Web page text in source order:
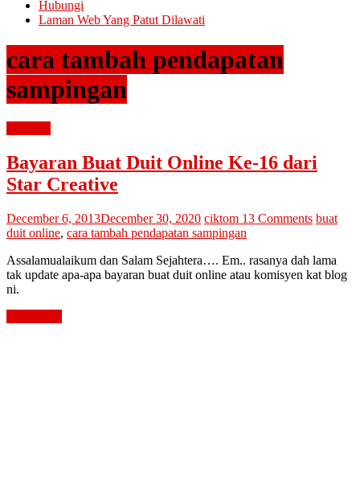
Hubungi
Laman Web Yang Patut Dilawati
cara tambah pendapatan
sampingan
Bayaran Buat Duit Online Ke-16 dari
Star Creative
December 6, 2013December 30, 2020 ciktom 13 Comments buat
duit online, cara tambah pendapatan sampingan
Assalamualaikum dan Salam Sejahtera…. Em.. rasanya dah lama
tak update apa-apa bayaran buat duit online atau komisyen kat blog
ni.